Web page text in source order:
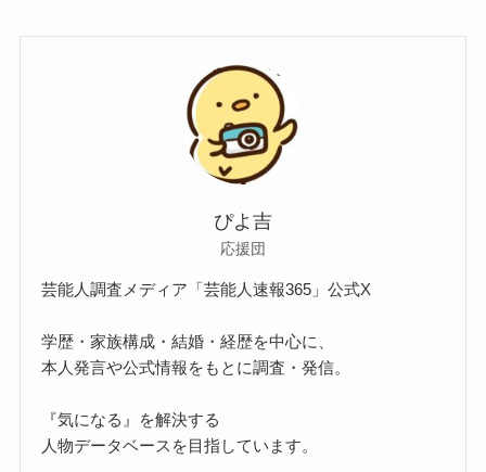
ぴよ吉
応援団
芸能人調査メディア「芸能人速報365」公式X
学歴・家族構成・結婚・経歴を中心に、
本人発言や公式情報をもとに調査・発信。
『気になる』を解決する
人物データベースを目指しています。